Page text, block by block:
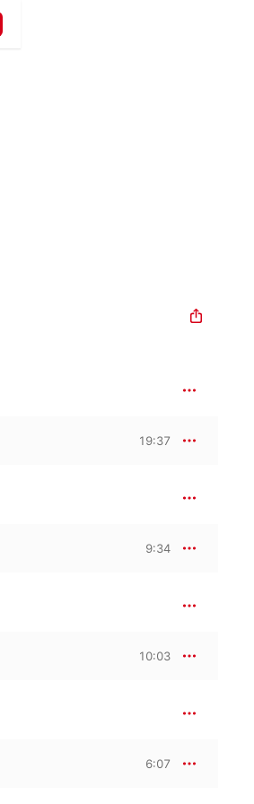
19:37
9:34
10:03
6:07